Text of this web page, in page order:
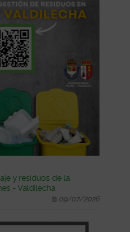
y residuos de la
- Valdilecha
09/07/2026